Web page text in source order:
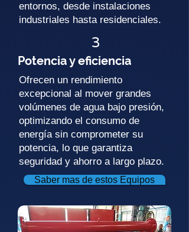
entornos, desde instalaciones
industriales hasta residenciales.
3
Potencia y eficiencia
Ofrecen un rendimiento
excepcional al mover grandes
volúmenes de agua bajo presión,
optimizando el consumo de
energía sin comprometer su
potencia, lo que garantiza
seguridad y ahorro a largo plazo.
Saber mas de estos Equipos